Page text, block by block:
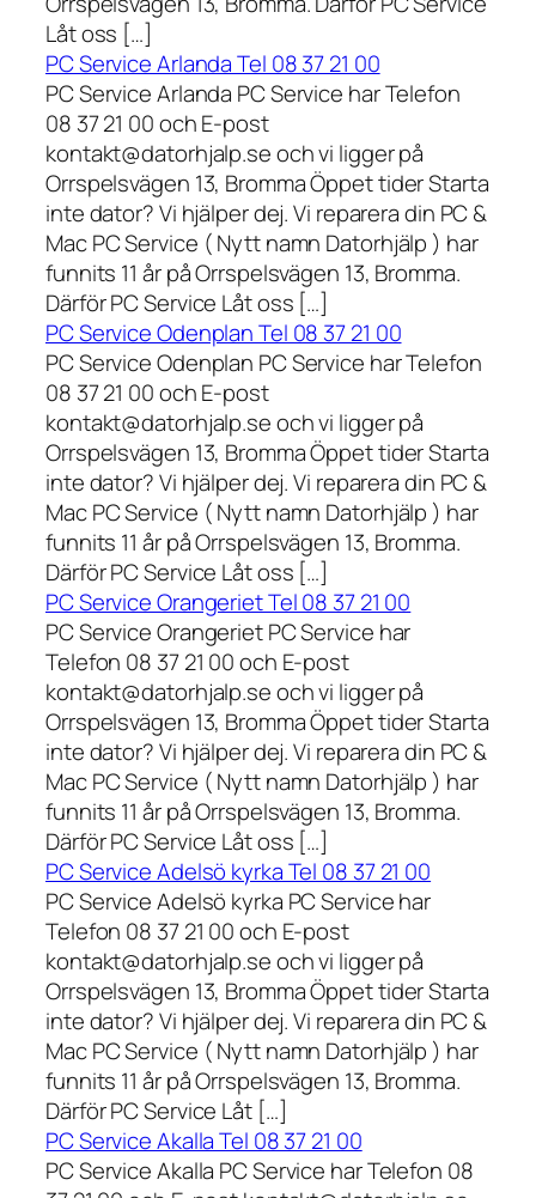
Låt oss […]
PC Service Arlanda Tel 08 37 21 00
PC Service Arlanda PC Service har Telefon
08 37 21 00 och E-post
kontakt@datorhjalp.se och vi ligger på
Orrspelsvägen 13, Bromma Öppet tider Starta
inte dator? Vi hjälper dej. Vi reparera din PC &
Mac PC Service ( Nytt namn Datorhjälp ) har
funnits 11 år på Orrspelsvägen 13, Bromma.
Därför PC Service Låt oss […]
PC Service Odenplan Tel 08 37 21 00
PC Service Odenplan PC Service har Telefon
08 37 21 00 och E-post
kontakt@datorhjalp.se och vi ligger på
Orrspelsvägen 13, Bromma Öppet tider Starta
inte dator? Vi hjälper dej. Vi reparera din PC &
Mac PC Service ( Nytt namn Datorhjälp ) har
funnits 11 år på Orrspelsvägen 13, Bromma.
Därför PC Service Låt oss […]
PC Service Orangeriet Tel 08 37 21 00
PC Service Orangeriet PC Service har
Telefon 08 37 21 00 och E-post
kontakt@datorhjalp.se och vi ligger på
Orrspelsvägen 13, Bromma Öppet tider Starta
inte dator? Vi hjälper dej. Vi reparera din PC &
Mac PC Service ( Nytt namn Datorhjälp ) har
funnits 11 år på Orrspelsvägen 13, Bromma.
Därför PC Service Låt oss […]
PC Service Adelsö kyrka Tel 08 37 21 00
PC Service Adelsö kyrka PC Service har
Telefon 08 37 21 00 och E-post
kontakt@datorhjalp.se och vi ligger på
Orrspelsvägen 13, Bromma Öppet tider Starta
inte dator? Vi hjälper dej. Vi reparera din PC &
Mac PC Service ( Nytt namn Datorhjälp ) har
funnits 11 år på Orrspelsvägen 13, Bromma.
Därför PC Service Låt […]
PC Service Akalla Tel 08 37 21 00
PC Service Akalla PC Service har Telefon 08